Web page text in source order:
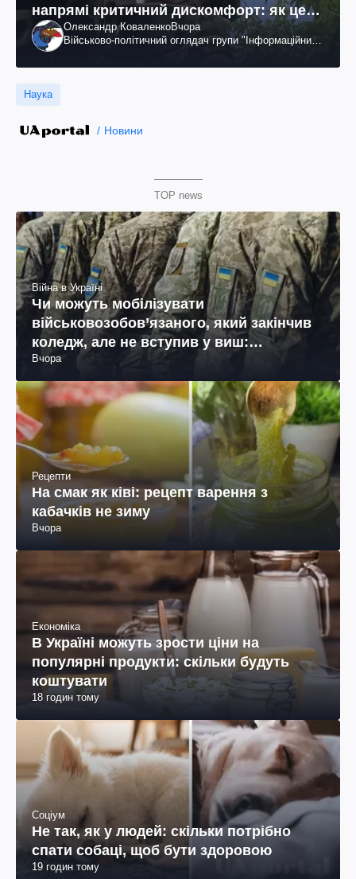
напрямі критичний дискомфорт: як це
вдалосяОлександр КоваленкоВчора
Військово-політичний оглядач групи "Інформаційний
Наука
Новини
TOP news
Війна в Україні
Чи можуть мобілізувати
військовозобов’язаного, який закінчив
коледж, але не вступив у виш:
пояснення юриста
Вчора
Рецепти
На смак як ківі: рецепт варення з
кабачків не зиму
Вчора
Економіка
В Україні можуть зрости ціни на
популярні продукти: скільки будуть
коштувати
18 годин тому
Соціум
Не так, як у людей: скільки потрібно
спати собаці, щоб бути здоровою
19 годин тому